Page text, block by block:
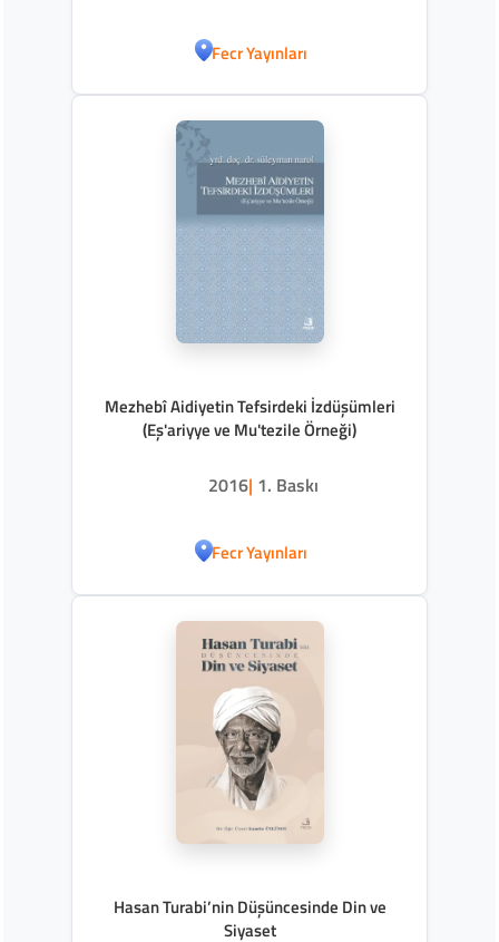
Fecr Yayınları
Mezhebî Aidiyetin Tefsirdeki İzdüşümleri
(Eş'ariyye ve Mu'tezile Örneği)
2016| 1. Baskı
Fecr Yayınları
Hasan Turabi’nin Düşüncesinde Din ve
Siyaset